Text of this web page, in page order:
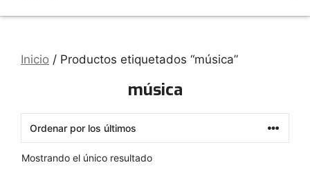
Inicio / Productos etiquetados “música”
música
Mostrando el único resultado